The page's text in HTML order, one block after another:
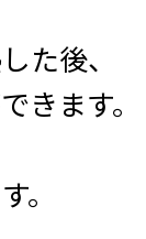
た後、
きます。
。